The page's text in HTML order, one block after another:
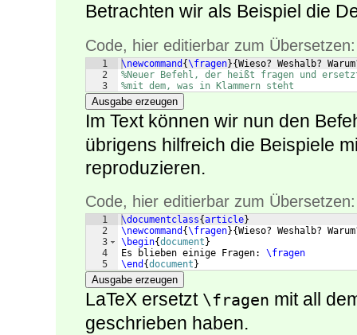
Betrachten wir als Beispiel die
Code, hier editierbar zum Übersetzen:
1
2
3
\newcommand {\fragen}{Wieso? Weshalb?
%Neuer Befehl, der heißt fragen und
%mit dem, was in Klammern steht
Ausgabe erzeugen
Im Text können wir nun den
übrigens hilfreich die Beispiele
reproduzieren.
Code, hier editierbar zum Übersetzen:
1
2
3
4
5
\documentclass{article}
\newcommand {\fragen}{Wieso? Weshalb?
\begin{document }
Es blieben einige Fragen: \fragen
\end {document }
Ausgabe erzeugen
LaTeX ersetzt \fragen mit all
geschrieben haben.